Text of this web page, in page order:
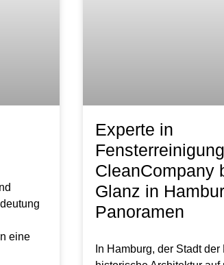
eine
Experte in
CleanCompany
Glanz in
Panoramen
In Hamburg, der Stadt